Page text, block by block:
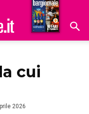
Hoteldomani
cui
2026